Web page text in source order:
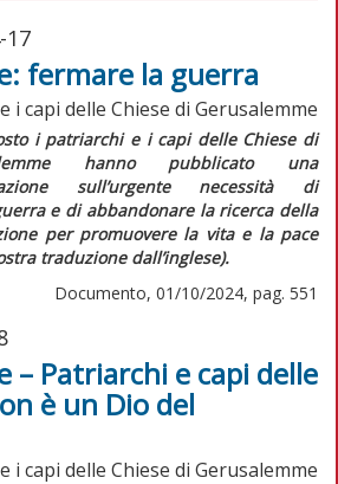
17
fermare la guerra
i capi delle Chiese di Gerusalemme
i patriarchi e i capi delle Chiese di
hanno pubblicato una
sull’urgente necessità di
e di abbandonare la ricerca della
per promuovere la vita e la pace
traduzione dall’inglese).
Documento, 01/10/2024, pag. 551
– Patriarchi e capi delle
è un Dio del
i capi delle Chiese di Gerusalemme